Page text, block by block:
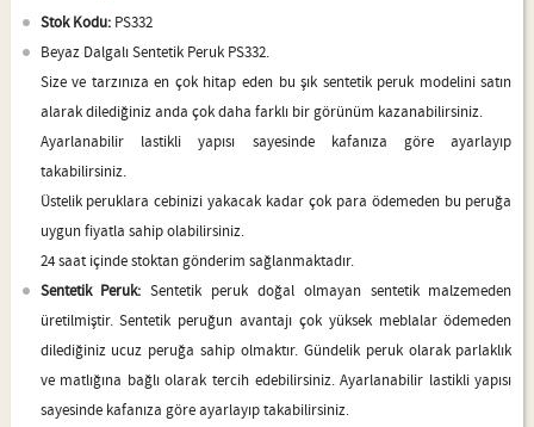
Stok Kodu:PS332
Beyaz Dalgalı Sentetik Peruk PS332.
Size ve tarzınıza en çok hitap eden bu şık sentetik peruk modelini satın
alarak dilediğiniz anda çok daha farklı bir görünüm kazanabilirsiniz.
Ayarlanabilir lastikli yapısı sayesinde kafanıza göre ayarlayıp
takabilirsiniz.
Üstelik peruklara cebinizi yakacak kadar çok para ödemeden bu peruğa
uygun fiyatla sahip olabilirsiniz.
24 saat içinde stoktan gönderim sağlanmaktadır.
Sentetik Peruk:Sentetik peruk doğal olmayan sentetik malzemeden
üretilmiştir. Sentetik peruğun avantajı çok yüksek meblalar ödemeden
dilediğiniz ucuz peruğa sahip olmaktır. Gündelik peruk olarak parlaklık
ve matlığına bağlı olarak tercih edebilirsiniz. Ayarlanabilir lastikli yapısı
sayesinde kafanıza göre ayarlayıp takabilirsiniz.